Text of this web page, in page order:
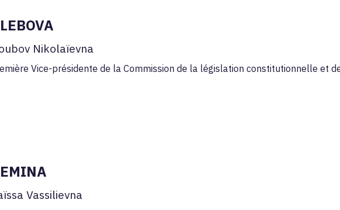
Nikolaïevna
Vice-présidente de la Commission de la législation constitutionnelle et
Vassilievna